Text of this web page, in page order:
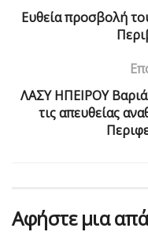
Ευθεία προσβολή
ΛΑΣΥ ΗΠΕΙΡΟΥ Βαριά
τις απευθείας
Αφήστε μια